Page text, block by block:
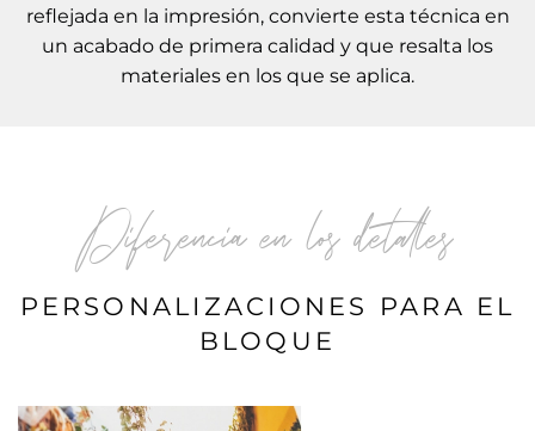
reflejada en la impresión, convierte esta técnica en
un acabado de primera calidad y que resalta los
materiales en los que se aplica.
Diferencia en los detalles
PERSONALIZACIONES PARA EL
BLOQUE